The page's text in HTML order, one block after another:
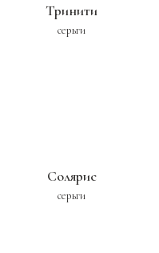
Тринити
серьги
Солярис
серьги